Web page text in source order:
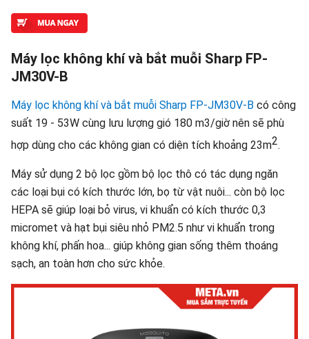
Máy lọc không khí và bắt muỗi Sharp FP-
JM30V-B
Máy lọc không khí và bắt muỗi Sharp FP-JM30V-B có công
suất 19 - 53W cùng lưu lượng gió 180 m3/giờ nên sẽ phù
hợp dùng cho các không gian có diện tích khoảng 23m2.
Máy sử dụng 2 bộ lọc gồm bộ lọc thô có tác dụng ngăn
các loại bụi có kích thước lớn, bọ từ vật nuôi... còn bộ lọc
HEPA sẽ giúp loại bỏ virus, vi khuẩn có kích thước 0,3
micromet và hạt bụi siêu nhỏ PM2.5 như vi khuẩn trong
không khí, phấn hoa... giúp không gian sống thêm thoáng
sạch, an toàn hơn cho sức khỏe.